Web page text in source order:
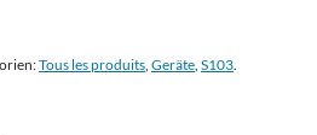
Tous les produits Geräte S103